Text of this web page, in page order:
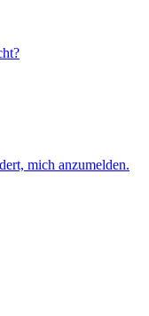
mich anzumelden.